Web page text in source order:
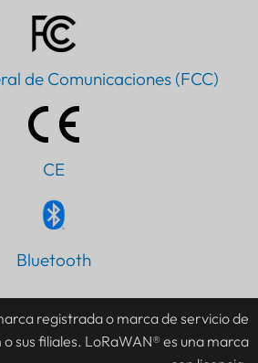
de Comunicaciones (FCC)
CE
Bluetooth
registrada o marca de servicio de
sus filiales. LoRaWAN® es una marca
JA